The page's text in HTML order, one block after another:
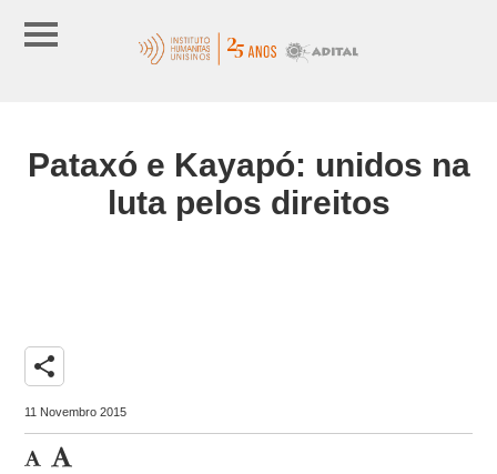
Pataxó e Kayapó: unidos na
luta pelos direitos
share
11 Novembro 2015